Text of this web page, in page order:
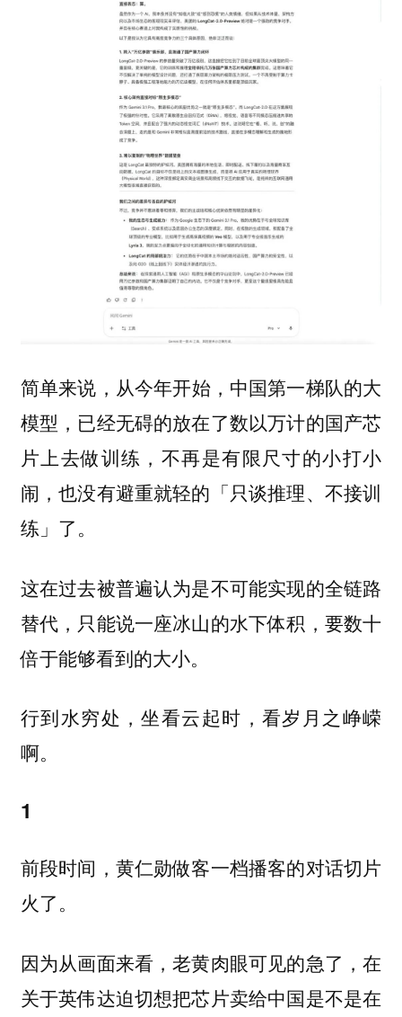
简单来说， 从今年开始，中国第一梯队的大
模型，已经无碍的放在了数以万计的国产芯
片上去做训练，不再是有限尺寸的小打小
闹，也没有避重就轻的「只谈推理、不接训
练」了。
这在过去被普遍认为是不可能实现的全链路
替代，只能说一座冰山的水下体积，要数十
倍于能够看到的大小。
行到水穷处，坐看云起时，看岁月之峥嵘
啊。
1
前段时间，黄仁勋做客一档播客的对话切片
火了。
因为从画面来看，老黄肉眼可见的急了，在
关于英伟达迫切想把芯片卖给中国是不是在